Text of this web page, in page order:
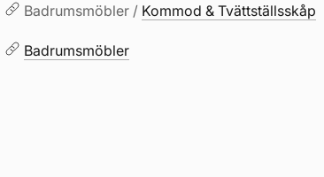
Badrumsmöbler / Kommod & Tvättställsskåp
Badrumsmöbler